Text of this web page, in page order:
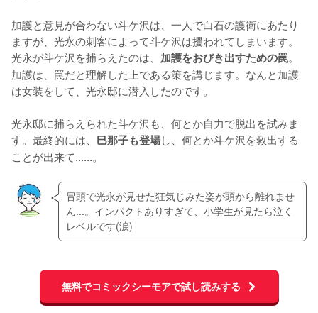
加護と意見が合わない斗ケ沢は、一人で白石の護衛にあたり
ますが、光永の刺客によって斗ケ沢は攫われてしまいます。
光永が斗ケ沢を捕らえたのは、 加護をおびき出すための罠。
加護は、罠だと理解した上である策を講じます。なんと加護
は女装をして、光永邸に潜入したのです。
光永邸に捕らえられた斗ケ沢も、何とか自力で脱出を試みま
す。最終的には、 巳那子も登場し、何とか斗ケ沢を救出する
ことが出来て......。
冒頭で光永が見せた狂気じみた姿が頭から離れませ
ん...。インパクトありすぎて、小学生が見たら泣く
レベルです(涙)
無料でコミックシーモアで試し読みする